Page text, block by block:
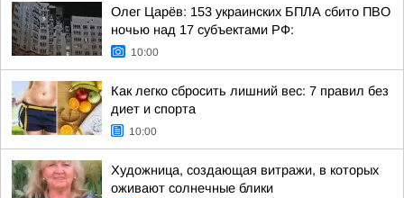
Олег Царёв: 153 украинских БПЛА сбито ПВО
ночью над 17 субъектами РФ:
10:00
Как легко сбросить лишний вес: 7 правил без
диет и спорта
10:00
Художница, создающая витражи, в которых
оживают солнечные блики